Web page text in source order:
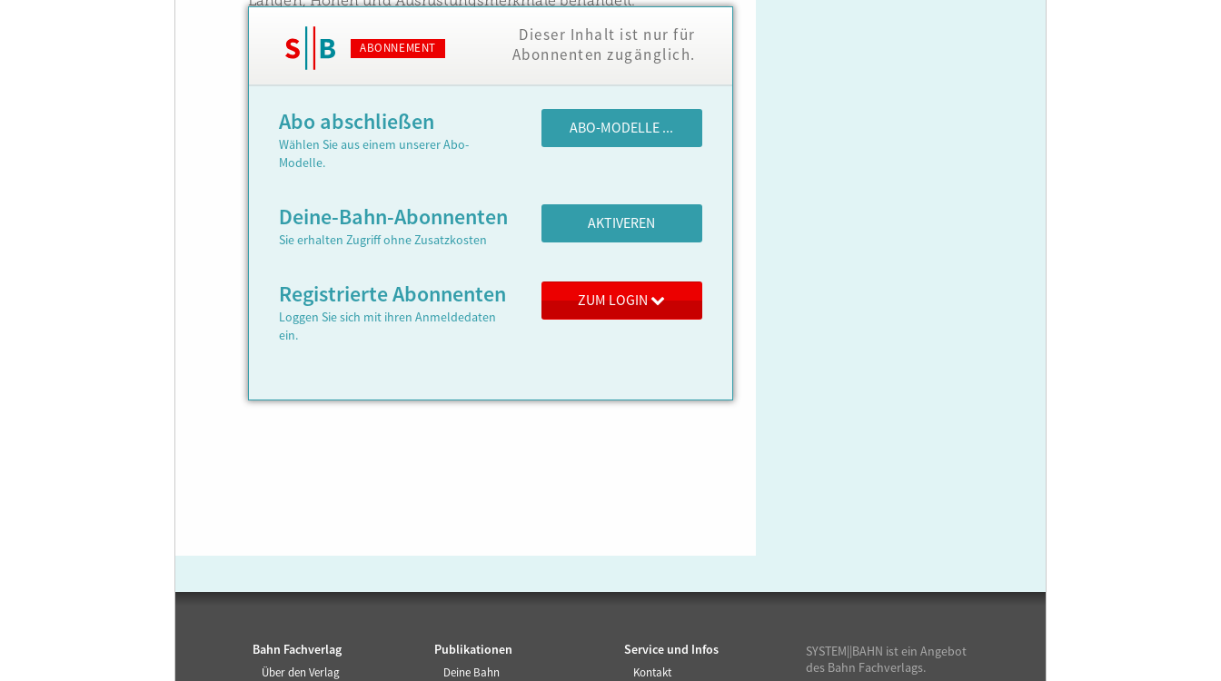
ABONNEMENT
Dieser Inhalt ist nur für
Abonnenten zugänglich.
Abo abschließen
Wählen Sie aus einem unserer Abo-
Modelle.
ABO-MODELLE ...
Deine-Bahn-Abonnenten
Sie erhalten Zugriff ohne Zusatzkosten
AKTIVEREN
Registrierte Abonnenten
Loggen Sie sich mit ihren Anmeldedaten
ein.
ZUM LOGIN
Bahn Fachverlag
Über den Verlag
Publikationen
Deine Bahn
Service und Infos
Kontakt
SYSTEM||BAHN ist ein Angebot
des Bahn Fachverlags.